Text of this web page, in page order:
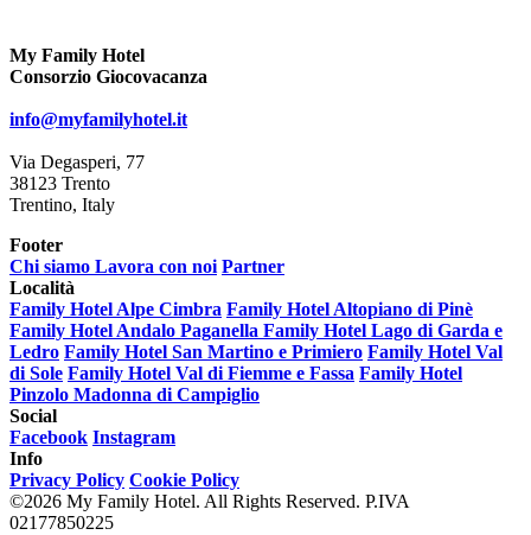
My Family Hotel
Consorzio Giocovacanza
info@myfamilyhotel.it
Via Degasperi, 77
38123 Trento
Trentino, Italy
Footer
Chi siamo Lavora con noi Partner
Località
Family Hotel Alpe Cimbra Family Hotel Altopiano di Pinè
Family Hotel Andalo Paganella Family Hotel Lago di Garda e
Ledro Family Hotel San Martino e Primiero Family Hotel Val
di Sole Family Hotel Val di Fiemme e Fassa Family Hotel
Pinzolo Madonna di Campiglio
Social
Facebook Instagram
Info
Privacy Policy Cookie Policy
©2026 My Family Hotel. All Rights Reserved. P.IVA
02177850225